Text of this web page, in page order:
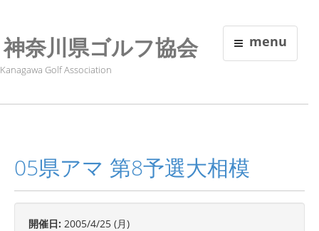
menu
神奈川県ゴルフ協会
Kanagawa Golf Association
05県アマ 第8予選大相模
開催日: 2005/4/25 (月)